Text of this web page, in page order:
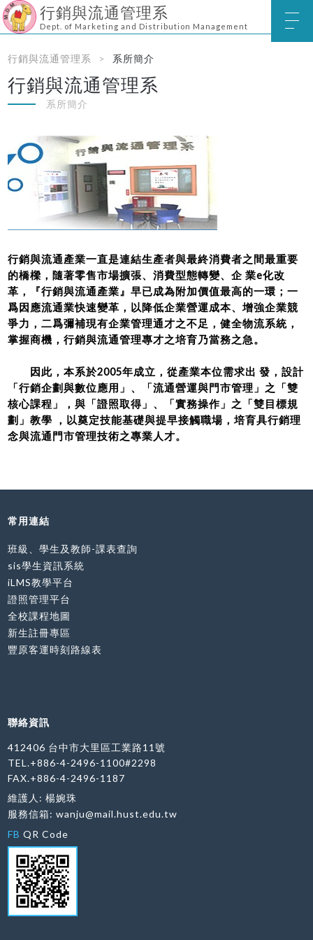
行銷與流通管理系
Dept. of Marketing and Distribution Management
行銷與流通管理系 系所簡介
行銷與流通管理系
系所簡介
行銷與流通產業一直是連結生產者與最終消費者之間最重要
的橋樑，隨著零售市場擴張、消費型態轉變、企 業e化改
革，『行銷與流通產業』早已成為附加價值最高的一環；一
爲因應流通業快速變革，以降低企業營運成本、增強企業競
爭力，二爲彌補現有企業管理通才之不足，健全物流系統，
掌握商機，行銷與流通管理專才之培育乃當務之急。
因此，本系於2005年成立，從產業本位需求出 發，設計
「行銷企劃與數位應用」、「流通營運與門市管理」之「雙
核心課程」，與「證照取得」、「實務操作」之「雙目標規
劃」教學 ，以奠定技能基礎與提早接觸職場，培育具行銷理
念與流通門市管理技術之專業人才。
常用連結
班級、學生及教師-課表查詢
sis學生資訊系統
iLMS教學平台
證照管理平台
全校課程地圖
新生註冊專區
豐原客運時刻路線表
聯絡資訊
412406 台中市大里區工業路11號
TEL.+886-4-2496-1100#2298
FAX.+886-4-2496-1187
維護人: 楊婉珠
服務信箱:wanju@mail.hust.edu.tw
FB QR Code